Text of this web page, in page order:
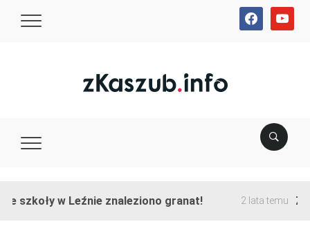
facebookyoutube
szkoły w Leźnie znaleziono granat! 2 lata temu